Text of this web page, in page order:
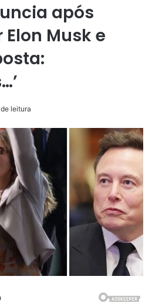
após
Musk e
leitura